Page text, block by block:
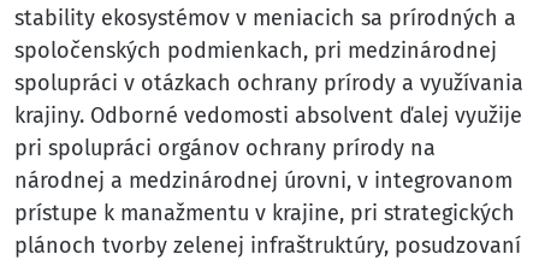
stability ekosystémov v meniacich sa prírodných a
spoločenských podmienkach, pri medzinárodnej
spolupráci v otázkach ochrany prírody a využívania
krajiny. Odborné vedomosti absolvent ďalej využije
pri spolupráci orgánov ochrany prírody na
národnej a medzinárodnej úrovni, v integrovanom
prístupe k manažmentu v krajine, pri strategických
plánoch tvorby zelenej infraštruktúry, posudzovaní